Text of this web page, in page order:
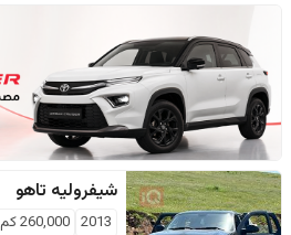
شيفروليه تاهو
2013
260,000كم